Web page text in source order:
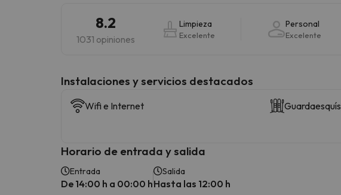
8.2
1031 opiniones
Limpieza
Excelente
Personal
Excelente
Instalaciones y servicios destacados
Wifi e Internet Guardaesquís
Horario de entrada y salida
Entrada
De 14:00 h a 00:00 h
Salida
Hasta las 12:00 h